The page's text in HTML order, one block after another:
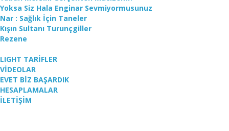
Yoksa Siz Hala Enginar Sevmiyormusunuz
Nar : Sağlık İçin Taneler
Kışın Sultanı Turunçgiller
Rezene
LIGHT TARİFLER
VİDEOLAR
EVET BİZ BAŞARDIK
HESAPLAMALAR
İLETİŞİM